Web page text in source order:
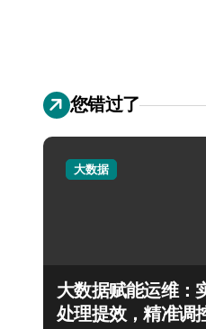
您错过了
大数据
大数据赋能运维：
处理提效，精准调